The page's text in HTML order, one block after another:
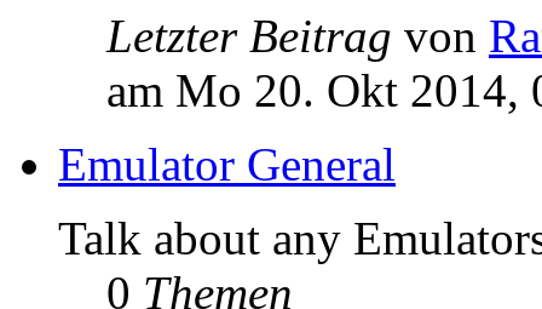
Letzter Beitrag von
am Mo 20. Okt 2014,
Emulator General
Talk about any
0 Themen